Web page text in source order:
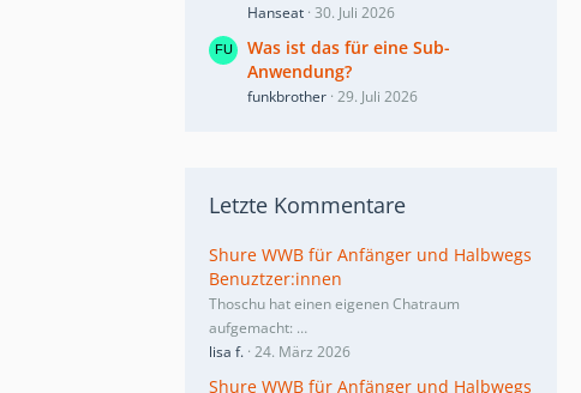
Hanseat 30. Juli 2026
Was ist das für eine Sub-
Anwendung?
funkbrother 29. Juli 2026
Letzte Kommentare
Shure WWB für Anfänger und Halbwegs
Benuztzer:innen
Thoschu hat einen eigenen Chatraum
aufgemacht: …
lisa f. 24. März 2026
Shure WWB für Anfänger und Halbwegs